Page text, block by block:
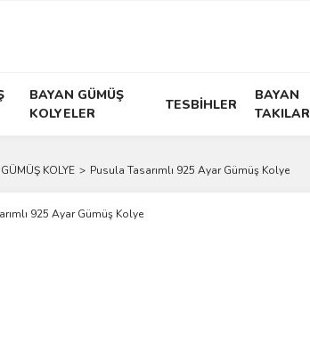
BAYAN GÜMÜŞ
KOLYELER
TESBİHLER
BAYAN
TAKILAR
GÜMÜŞ KOLYE Pusula Tasarımlı 925 Ayar Gümüş Kolye